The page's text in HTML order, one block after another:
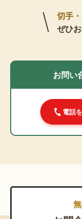
切手
ぜひ
お問い
電話